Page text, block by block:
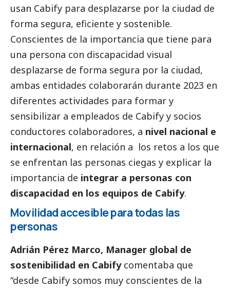
usan Cabify para desplazarse por la ciudad de
forma segura, eficiente y sostenible.
Conscientes de la importancia que tiene para
una persona con discapacidad visual
desplazarse de forma segura por la ciudad,
ambas entidades colaborarán durante 2023 en
diferentes actividades para formar y
sensibilizar a empleados de Cabify y socios
conductores colaboradores, a nivel nacional e
internacional, en relación a los retos a los que
se enfrentan las personas ciegas y explicar la
importancia de integrar a personas con
discapacidad en los equipos de Cabify.
Movilidad accesible para todas las
personas
Adrián Pérez Marco, Manager global de
sostenibilidad en Cabifycomentaba que
“desde Cabify somos muy conscientes de la